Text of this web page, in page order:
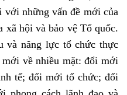
với những vấn đề mới của
xã hội và bảo vệ Tổ quốc.
và năng lực tổ chức thực
về nhiều mặt: đổi mới
tế; đổi mới tổ chức; đổi